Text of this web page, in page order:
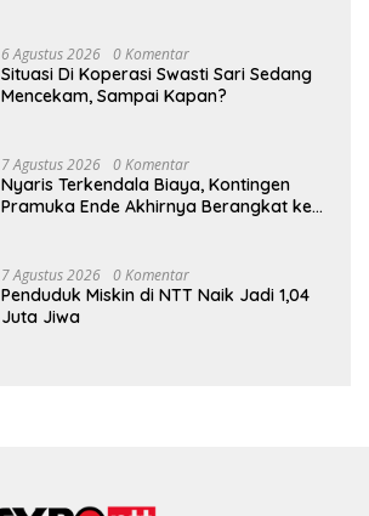
6 Agustus 2026 0 Komentar
Situasi Di Koperasi Swasti Sari Sedang
Mencekam, Sampai Kapan?
7 Agustus 2026 0 Komentar
Nyaris Terkendala Biaya, Kontingen
Pramuka Ende Akhirnya Berangkat ke
7 Agustus 2026 0 Komentar
Penduduk Miskin di NTT Naik Jadi 1,04
Juta Jiwa